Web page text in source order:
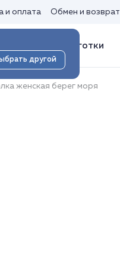
другой
и оплата Обмен и возврат
Носки и колготки
женская берег моря